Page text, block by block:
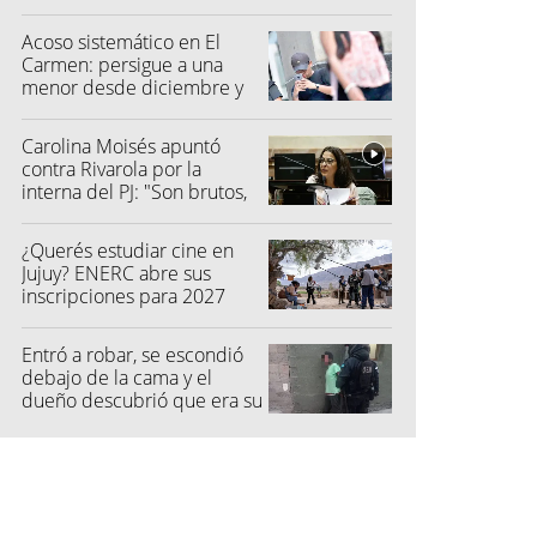
Acoso sistemático en El
Carmen: persigue a una
menor desde diciembre y
Carolina Moisés apuntó
contra Rivarola por la
interna del PJ: "Son brutos,
¿Querés estudiar cine en
Jujuy? ENERC abre sus
inscripciones para 2027
Entró a robar, se escondió
debajo de la cama y el
dueño descubrió que era su